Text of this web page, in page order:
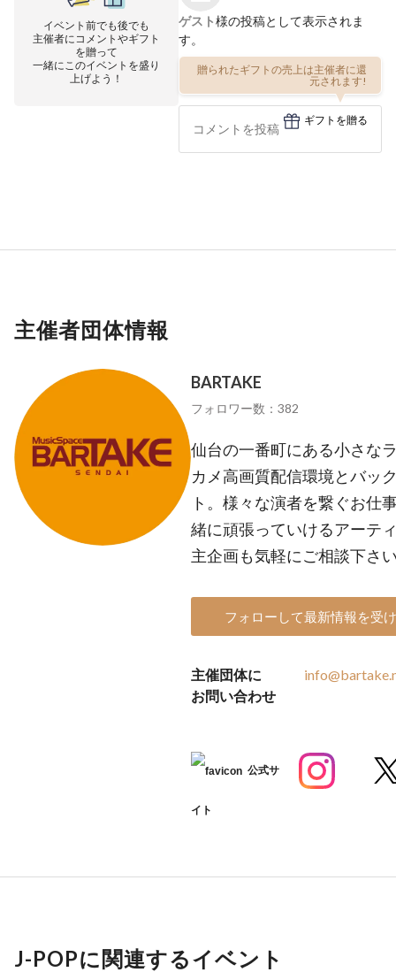
イベント前でも後でも
主催者にコメントやギフト
を贈って
一緒にこのイベントを盛り
上げよう！
ゲスト様の投稿として表示されま
す。
贈られたギフトの売上は主催者に還
元されます!
ギフトを贈る
主催者団体情報
BARTAKE
フォロワー数：382
仙台の一番町にある小さな
カメ高画質配信環境とバッ
ト。様々な演者を繋ぐお仕
緒に頑張っていけるアーテ
主企画も気軽にご相談下さ
フォローして最新情報を受
主催団体に
お問い合わせ
公式サ
イト
J-POPに関連するイベント